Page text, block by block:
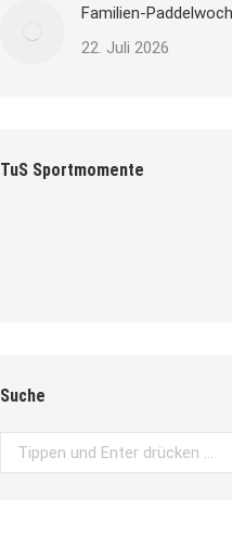
Familien-
22. Juli 2026
TuS Sportmomente
Suche
Search: